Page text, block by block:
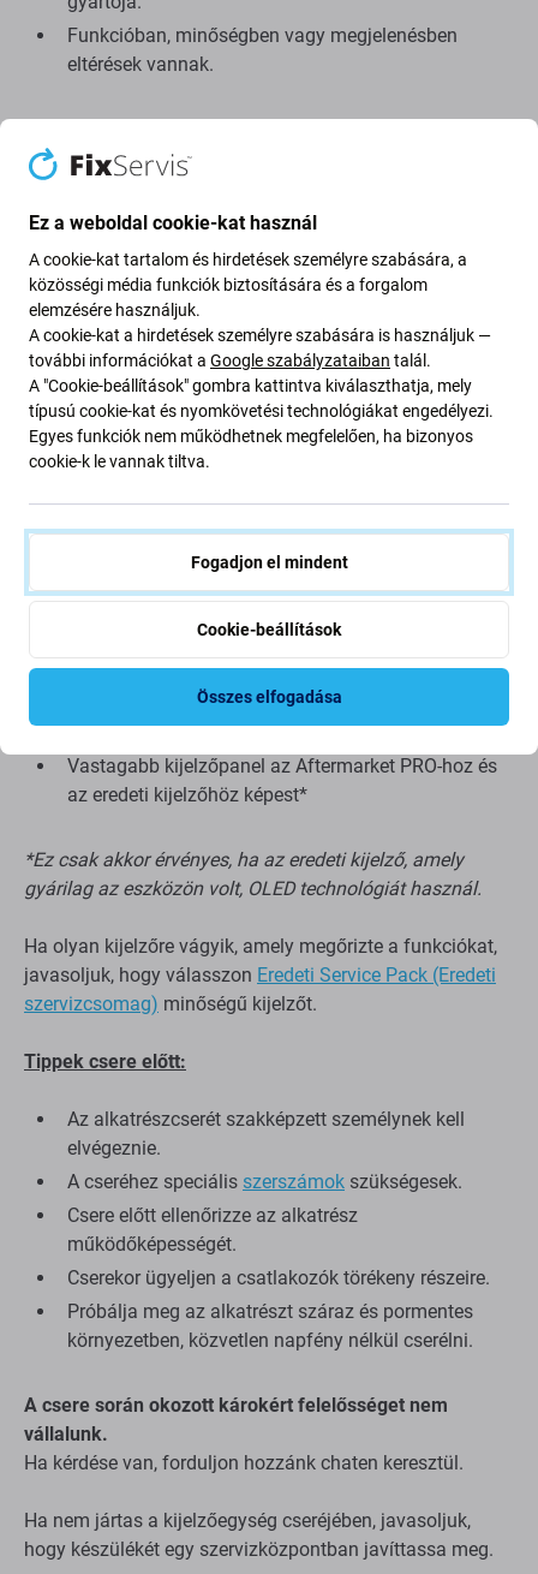
Funkcióban, minőségben vagy megjelenésben
eltérések vannak.
gyártó kijelzőjéhez viszonyítva.
Előnyök:
LCD technológia használata
Hátrányok:
Kisebb megjelenítési terület
Csökkentett frissítési gyakoriság
Kissé magasabb alsó széle
A valódi fekete nem jeleníthető meg
Csökkentett fényerő
Alacsonyabb felbontás
Alacsonyabb megbízhatóság
Szélesebb keret a kijelző körül
Nem támogatja az Allways on display funkciót*
Magasabb akkumulátor-fogyasztás az Aftermarket
PRO-hoz és az eredeti kijelzőhöz képest*
Vastagabb kijelzőpanel az Aftermarket PRO-hoz és
az eredeti kijelzőhöz képest*
*Ez csak akkor érvényes, ha az eredeti kijelző, amely
gyárilag az eszközön volt, OLED technológiát használ.
Ha olyan kijelzőre vágyik, amely megőrizte a funkciókat,
javasoljuk, hogy válasszon Eredeti Service Pack (Eredeti
szervizcsomag) minőségű kijelzőt.
Tippek csere előtt:
Az alkatrészcserét szakképzett személynek kell
elvégeznie.
A cseréhez speciális szerszámok szükségesek.
Csere előtt ellenőrizze az alkatrész
működőképességét.
Cserekor ügyeljen a csatlakozók törékeny részeire.
Próbálja meg az alkatrészt száraz és pormentes
környezetben, közvetlen napfény nélkül cserélni.
A csere során okozott károkért felelősséget nem
vállalunk.
Ha kérdése van, forduljon hozzánk chaten keresztül.
Ha nem jártas a kijelzőegység cseréjében, javasoljuk,
hogy készülékét egy szervizközpontban javíttassa meg.
Ez a weboldal cookie-kat használ
A cookie-kat tartalom és hirdetések személyre szabására, a
közösségi média funkciók biztosítására és a forgalom
elemzésére használjuk.
A cookie-kat a hirdetések személyre szabására is használjuk —
további információkat a Google szabályzataiban talál.
A "Cookie-beállítások" gombra kattintva kiválaszthatja, mely
típusú cookie-kat és nyomkövetési technológiákat engedélyezi.
Egyes funkciók nem működhetnek megfelelően, ha bizonyos
cookie-k le vannak tiltva.
Fogadjon el mindent
Cookie-beállítások
Összes elfogadása